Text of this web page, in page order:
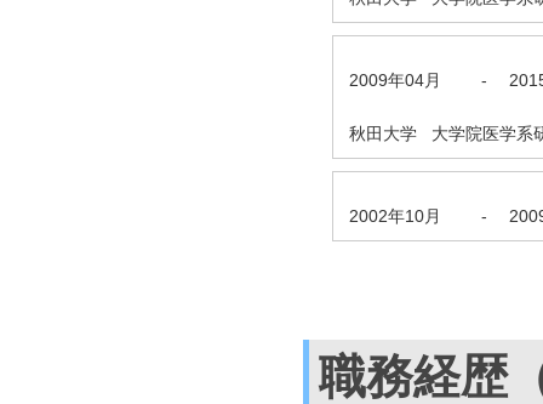
2009年04月 -
秋田大学 大学院医学
2002年10月 -
職務経歴